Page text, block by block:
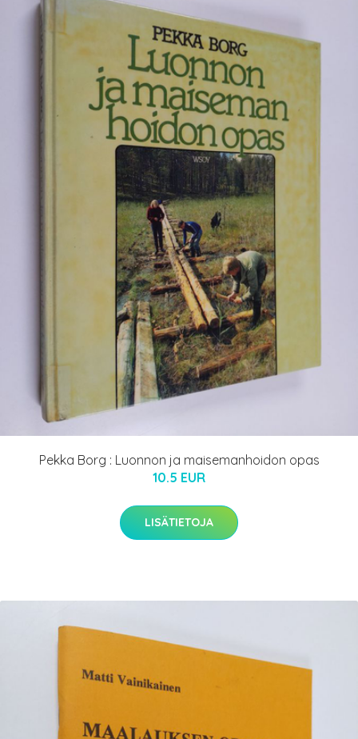
Pekka Borg : Luonnon ja maisemanhoidon opas
10.5 EUR
LISÄTIETOJA